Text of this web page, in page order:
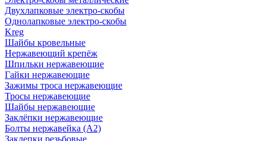
Двухлапковые электро-скобы
Однолапковые электро-скобы
Kreg
Шайбы кровельные
Нержавеющий крепёж
Шпильки нержавеющие
Гайки нержавеющие
Зажимы троса нержавеющие
Тросы нержавеющие
Шайбы нержавеющие
Заклёпки нержавеющие
Болты нержавейка (А2)
Заклепки резьбовые